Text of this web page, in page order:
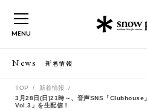
MENU
News 新着情報
TOP
新着情報
3月28日(日)21時～、音声SNS「Clubhouse
Vol.3」を生配信！